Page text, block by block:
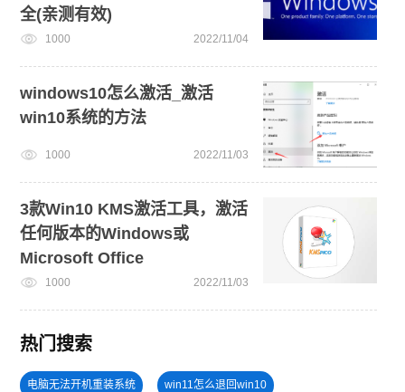
全(亲测有效)
1000 2022/11/04
windows10怎么激活_激活
win10系统的方法
1000 2022/11/03
3款Win10 KMS激活工具，激活
任何版本的Windows或
Microsoft Office
1000 2022/11/03
热门搜索
电脑无法开机重装系统 win11怎么退回win10